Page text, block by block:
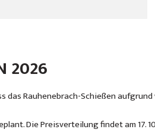
2026
Rauhenebrach-Schießen aufgrund
Die Preisverteilung findet am 17.